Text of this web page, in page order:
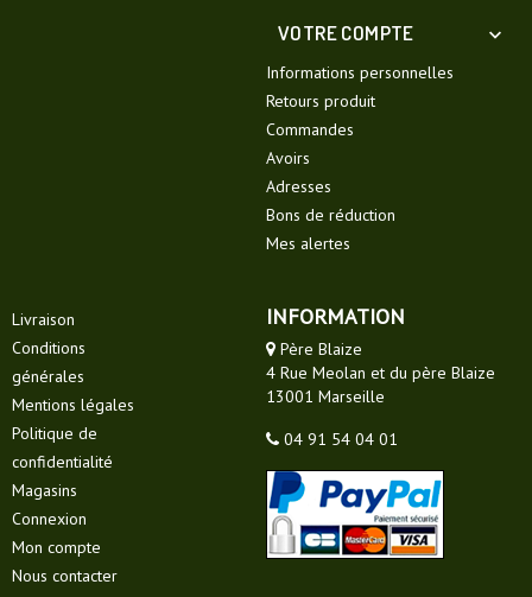
VOTRE COMPTE 
Informations personnelles
Retours produit
Commandes
Avoirs
Adresses
Bons de réduction
Mes alertes
Livraison
Conditions
générales
Mentions légales
Politique de
confidentialité
Magasins
Connexion
Mon compte
Nous contacter
INFORMATION
Père Blaize
4 Rue Meolan et du père Blaize
13001 Marseille
04 91 54 04 01